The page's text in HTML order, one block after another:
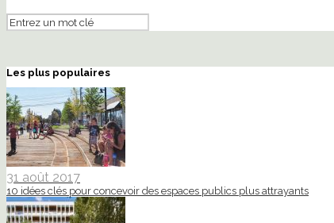
Les plus populaires
31 août 2017
10 idées clés pour concevoir des espaces publics plus attrayants